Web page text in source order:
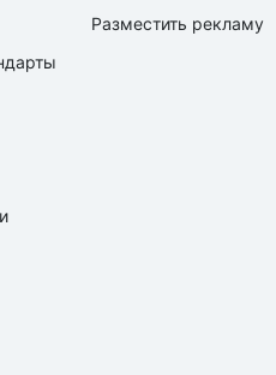
Разместить рекламу